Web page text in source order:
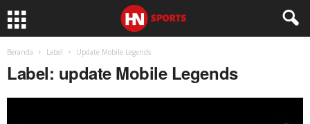
Beranda Label Update Mobile Legends
Label: update Mobile Legends